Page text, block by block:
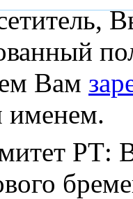
Вам
именем.